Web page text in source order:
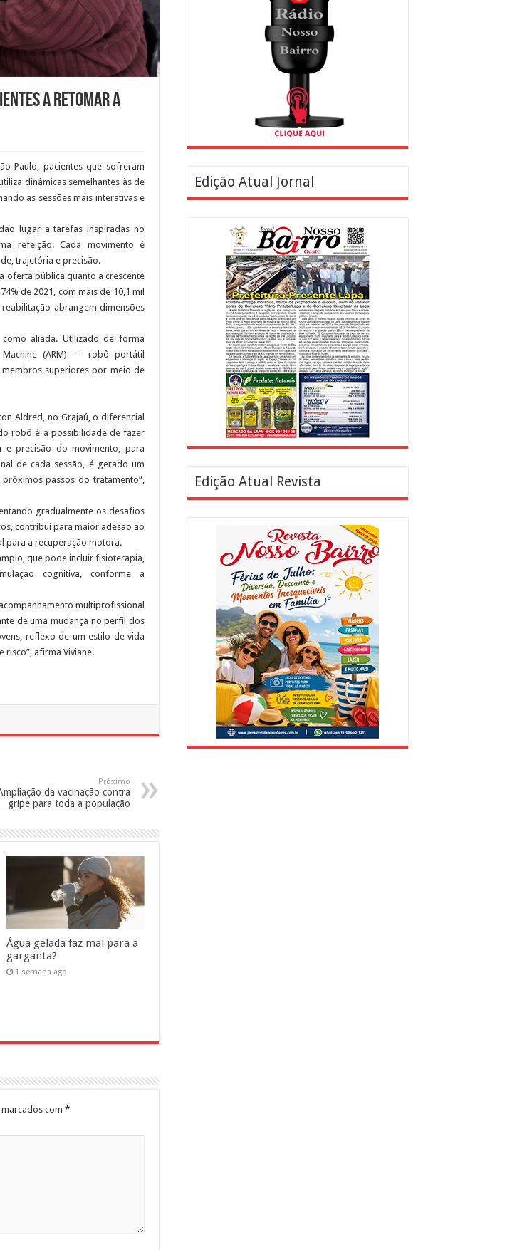
a retomar a
Paulo, pacientes que sofreram
dinâmicas semelhantes às de
as sessões mais interativas e
lugar a tarefas inspiradas no
refeição. Cada movimento é
trajetória e precisão.
oferta pública quanto a crescente
de 2021, com mais de 10,1 mil
abrangem dimensões
aliada. Utilizado de forma
Machine (ARM) — robô portátil
superiores por meio de
Aldred, no Grajaú, o diferencial
robô é a possibilidade de fazer
precisão do movimento, para
de cada sessão, é gerado um
passos do tratamento”,
gradualmente os desafios
contribui para maior adesão ao
para a recuperação motora.
que pode incluir fisioterapia,
cognitiva, conforme a
multiprofissional
de uma mudança no perfil dos
reflexo de um estilo de vida
afirma Viviane.
Próximo
da vacinação contra
gripe para toda a população
Água gelada faz mal para a
garganta?
1 semana ago
com *
Edição Atual Jornal
Edição Atual Revista